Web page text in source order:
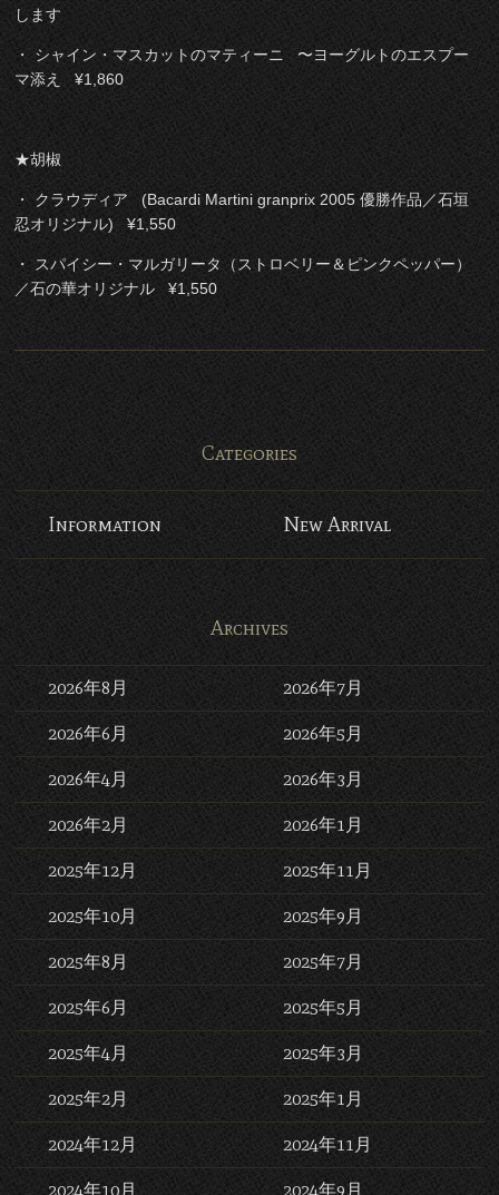
します
・ シャイン・マスカットのマティーニ 〜ヨーグルトのエスプー
マ添え ¥1,860
★胡椒
・ クラウディア (Bacardi Martini granprix 2005 優勝作品／石垣
忍オリジナル) ¥1,550
・ スパイシー・マルガリータ（ストロベリー＆ピンクペッパー）
／石の華オリジナル ¥1,550
Categories
Information New Arrival
Archives
2026年8月 2026年7月
2026年6月 2026年5月
2026年4月 2026年3月
2026年2月 2026年1月
2025年12月 2025年11月
2025年10月 2025年9月
2025年8月 2025年7月
2025年6月 2025年5月
2025年4月 2025年3月
2025年2月 2025年1月
2024年12月 2024年11月
2024年10月 2024年9月